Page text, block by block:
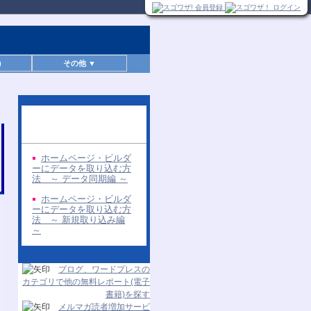
その他 ▼
ホームページ・ビルダ
ーにデータを取り込む方
法 ～ データ同期編 ～
ホームページ・ビルダ
ーにデータを取り込む方
法 ～ 新規取り込み編
～
ブログ、ワードプレスの
カテゴリで他の無料レポート(電子
書籍)を探す
メルマガ読者増加サービ